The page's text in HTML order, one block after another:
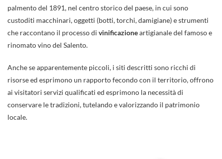
palmento del 1891, nel centro storico del paese, in cui sono
custoditi macchinari, oggetti (botti, torchi, damigiane) e strumenti
che raccontano il processo di vinificazioneartigianale del famoso e
rinomato vino del Salento.
Anche se apparentemente piccoli, i siti descritti sono ricchi di
risorse ed esprimono un rapporto fecondo con il territorio, offrono
ai visitatori servizi qualificati ed esprimono la necessità di
conservare le tradizioni, tutelando e valorizzando il patrimonio
locale.